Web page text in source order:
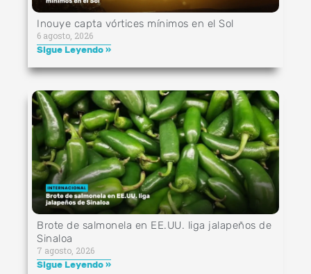
Inouye capta vórtices mínimos en el Sol
6 agosto, 2026
Sigue Leyendo »
Brote de salmonela en EE.UU. liga jalapeños de
Sinaloa
7 agosto, 2026
Sigue Leyendo »